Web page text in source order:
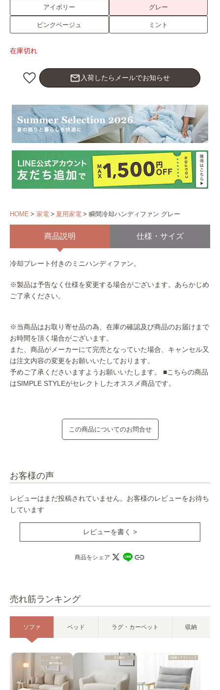
アイボリー グレー
ピンクベージュ ミント
在庫切れ
mail_outline入荷したらメールでお知らせ
売れ筋ランキング
ソファ ベッド ラグ・カーペット 収納
HOME 家電 夏用家電 瞬間冷却ハンディファン グレー
商品説明 仕様・サイズ
冷却プレート付きのミニハンディファン。
※製品は予告なく仕様を変更する場合がございます。あらかじめ
ご了承ください。
※当商品はお取り寄せ品の為、在庫の確認及び商品のお届けまで
お時間を頂く場合がございます。
また、商品がメーカーにて完売となっていた場合、キャンセル又
は注文内容の変更をお願いいたしております。
予めご了承くださいますようお願いいたします。 ■こちらの商品
はSIMPLE STYLEがセレクトしたオススメ商品です。
この商品についてのお問合せ
お客様の声
レビューはまだ投稿されていません。お客様のレビューをお待ち
しています
レビューを書く >
商品をシェア